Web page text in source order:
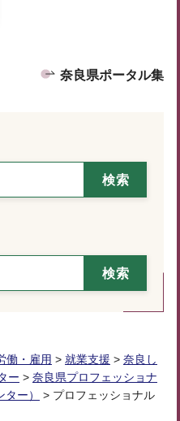
奈良県ポータル集
働・雇用 > 就業支援 > 奈良し
ー > 奈良県プロフェッショナ
ー）
> プロフェッショナル